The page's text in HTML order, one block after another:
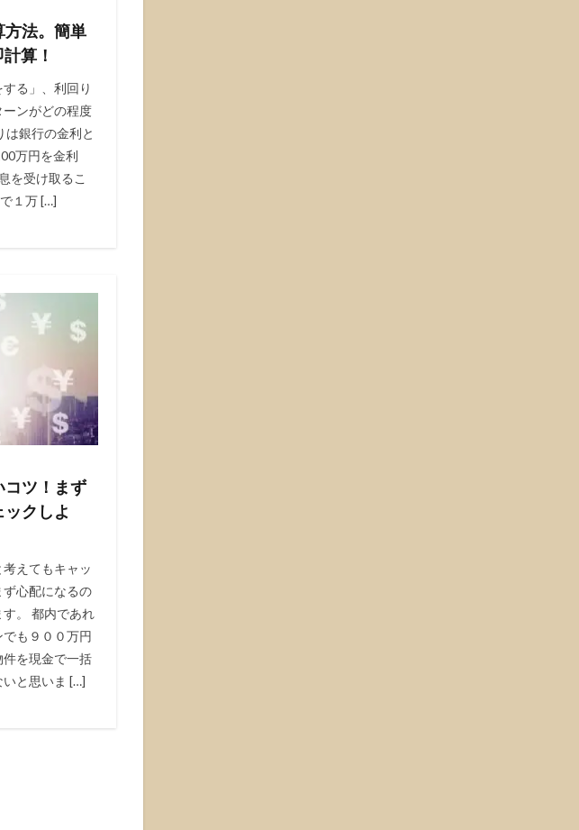
方法。簡単
算！
る」、利回り
ンがどの程度
は銀行の金利と
万円を金利
を受け取るこ
１万 […]
コツ！まず
クしよ
考えてもキャッ
心配になるの
。 都内であれ
も９００万円
を現金で一括
いと思いま […]